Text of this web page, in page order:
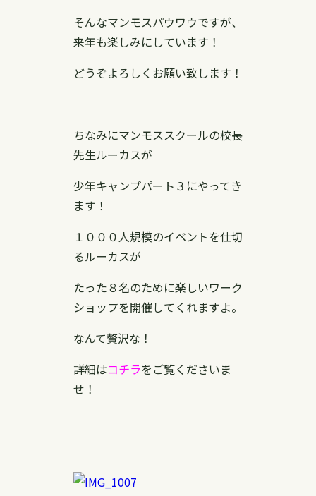
そんなマンモスパウワウですが、
来年も楽しみにしています！
どうぞよろしくお願い致します！
ちなみにマンモススクールの校長
先生ルーカスが
少年キャンプパート３にやってき
ます！
１０００人規模のイベントを仕切
るルーカスが
たった８名のために楽しいワーク
ショップを開催してくれますよ。
なんて贅沢な！
詳細はコチラをご覧くださいま
せ！